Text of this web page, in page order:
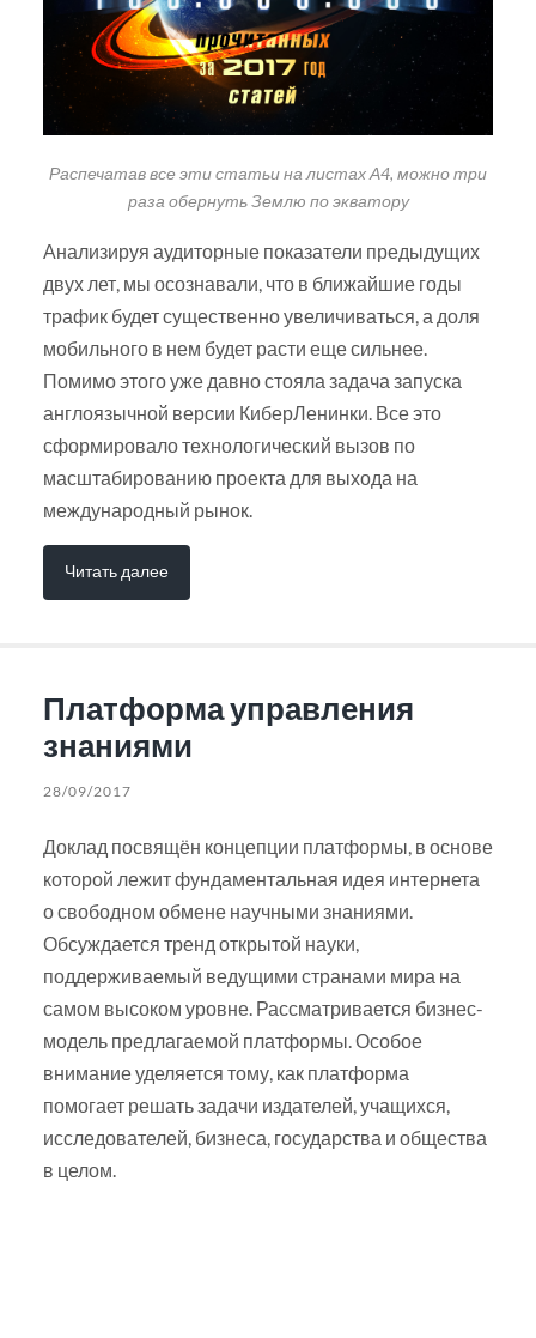
Распечатав все эти статьи на листах А4, можно три
раза обернуть Землю по экватору
Анализируя аудиторные показатели предыдущих
двух лет, мы осознавали, что в ближайшие годы
трафик будет существенно увеличиваться, а доля
мобильного в нем будет расти еще сильнее.
Помимо этого уже давно стояла задача запуска
англоязычной версии КиберЛенинки. Все это
сформировало технологический вызов по
масштабированию проекта для выхода на
международный рынок.
Читать далее
Платформа управления
знаниями
28/09/2017
Доклад посвящён концепции платформы, в основе
которой лежит фундаментальная идея интернета
о свободном обмене научными знаниями.
Обсуждается тренд открытой науки,
поддерживаемый ведущими странами мира на
самом высоком уровне. Рассматривается бизнес-
модель предлагаемой платформы. Особое
внимание уделяется тому, как платформа
помогает решать задачи издателей, учащихся,
исследователей, бизнеса, государства и общества
в целом.